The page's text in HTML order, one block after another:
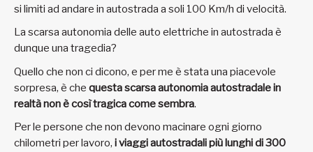
si limiti ad andare in autostrada a soli 100 Km/h di velocità.
La scarsa autonomia delle auto elettriche in autostrada è
dunque una tragedia?
Quello che non ci dicono, e per me è stata una piacevole
sorpresa, è che questa scarsa autonomia autostradale in
realtà non è così tragica come sembra.
Per le persone che non devono macinare ogni giorno
chilometri per lavoro, i viaggi autostradali più lunghi di 300